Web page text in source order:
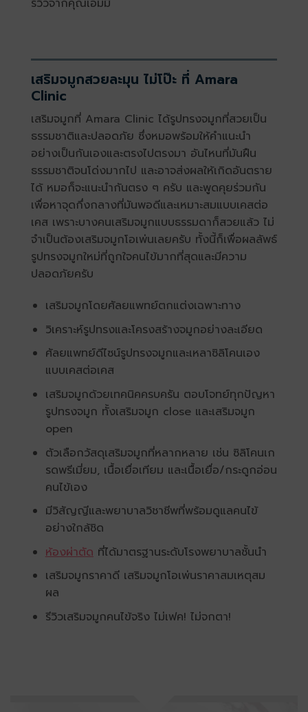
รีวิวจากคุณเอมมี่
เสริมจมูกสวยละมุน ไม่โป๊ะ ที่ Amara
Clinic
เสริมจมูกที่ Amara Clinic ได้รูปทรงจมูกที่สวยเป็น
ธรรมชาติและปลอดภัย ซึ่งหมอพร้อมให้คำแนะนำ
อย่างเป็นกันเองและตรงไปตรงมา อันไหนที่มันฝืน
ธรรมชาติจนโด่งมากไป และอาจส่งผลให้เกิดอันตราย
ได้ หมอก็จะแนะนำกันตรง ๆ ครับ และพูดคุยร่วมกัน
เพื่อหาจุดกึ่งกลางที่มันพอดีและเหมาะสมแบบเคสต่อ
เคส เพราะบางคนเสริมจมูกแบบธรรมดาก็สวยแล้ว ไม่
จำเป็นต้องเสริมจมูกโอเพ่นเลยครับ ทั้งนี้ก็เพื่อผลลัพธ์
รูปทรงจมูกใหม่ที่ถูกใจคนไข้มากที่สุดและมีความ
ปลอดภัยครับ
เสริมจมูกโดยศัลยแพทย์ตกแต่งเฉพาะทาง
วิเคราะห์รูปทรงและโครงสร้างจมูกอย่างละเอียด
ศัลยแพทย์ดีไซน์รูปทรงจมูกและเหลาซิลิโคนเอง
แบบเคสต่อเคส
เสริมจมูกด้วยเทคนิคครบครัน ตอบโจทย์ทุกปัญหา
รูปทรงจมูก ทั้งเสริมจมูก close และเสริมจมูก
open
ตัวเลือกวัสดุเสริมจมูกที่หลากหลาย เช่น ซิลิโคนเก
รดพรีเมี่ยม, เนื้อเยื่อเทียม และเนื้อเยื่อ/กระดูกอ่อน
คนไข้เอง
มีวิสัญญีและพยาบาลวิชาชีพที่พร้อมดูแลคนไข้
อย่างใกล้ชิด
ห้องผ่าตัด ที่ได้มาตรฐานระดับโรงพยาบาลชั้นนำ
เสริมจมูกราคาดี เสริมจมูกโอเพ่นราคาสมเหตุสม
ผล
รีวิวเสริมจมูกคนไข้จริง ไม่เฟค! ไม่จกตา!